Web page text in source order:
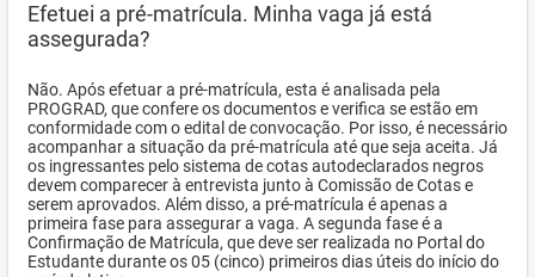
Efetuei a pré-matrícula. Minha vaga já está
assegurada?
Não. Após efetuar a pré-matrícula, esta é analisada pela
PROGRAD, que confere os documentos e verifica se estão em
conformidade com o edital de convocação. Por isso, é necessário
acompanhar a situação da pré-matrícula até que seja aceita. Já
os ingressantes pelo sistema de cotas autodeclarados negros
devem comparecer à entrevista junto à Comissão de Cotas e
serem aprovados. Além disso, a pré-matrícula é apenas a
primeira fase para assegurar a vaga. A segunda fase é a
Confirmação de Matrícula, que deve ser realizada no Portal do
Estudante durante os 05 (cinco) primeiros dias úteis do início do